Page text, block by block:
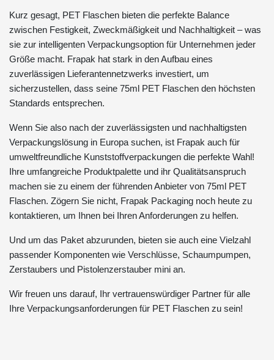
Kurz gesagt, PET Flaschen bieten die perfekte Balance
zwischen Festigkeit, Zweckmäßigkeit und Nachhaltigkeit – was
sie zur intelligenten Verpackungsoption für Unternehmen jeder
Größe macht. Frapak hat stark in den Aufbau eines
zuverlässigen Lieferantennetzwerks investiert, um
sicherzustellen, dass seine 75ml PET Flaschen den höchsten
Standards entsprechen.
Wenn Sie also nach der zuverlässigsten und nachhaltigsten
Verpackungslösung in Europa suchen, ist Frapak auch für
umweltfreundliche Kunststoffverpackungen die perfekte Wahl!
Ihre umfangreiche Produktpalette und ihr Qualitätsanspruch
machen sie zu einem der führenden Anbieter von 75ml PET
Flaschen. Zögern Sie nicht, Frapak Packaging noch heute zu
kontaktieren, um Ihnen bei Ihren Anforderungen zu helfen.
Und um das Paket abzurunden, bieten sie auch eine Vielzahl
passender Komponenten wie Verschlüsse, Schaumpumpen,
Zerstaubers und Pistolenzerstauber mini an.
Wir freuen uns darauf, Ihr vertrauenswürdiger Partner für alle
Ihre Verpackungsanforderungen für PET Flaschen zu sein!